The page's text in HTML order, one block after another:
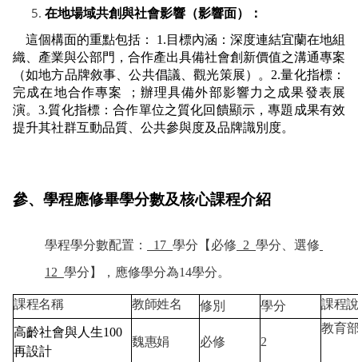
在地場域共創與社會影響（影響面）：
這個構面的重點包括： 1.目標內涵：深度連結宜蘭在地組
織、產業與公部門，合作產出具備社會創新價值之溝通專案
（如地方品牌敘事、公共倡議、觀光策展）。2.量化指標：
完成在地合作專案 ；辦理具備外部影響力之成果發表展
演。3.質化指標：合作單位之質化回饋顯示，專題成果有效
提升其社群互動品質、公共參與度及品牌識別度。
參、學程應修畢學分數及核心課程介紹
學程學分數配置： 17 學分【必修 2 學分、選修
12 學分】，應修學分為14學分。
課程名稱 教師姓名 修別 學分 課程
高齡社會與人生100
再設計
魏惠娟 必修 2
教育